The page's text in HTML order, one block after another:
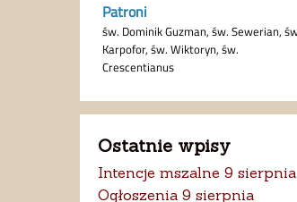
Ostatnie wpisy
Intencje mszalne 9 sierpnia
Ogłoszenia 9 sierpnia